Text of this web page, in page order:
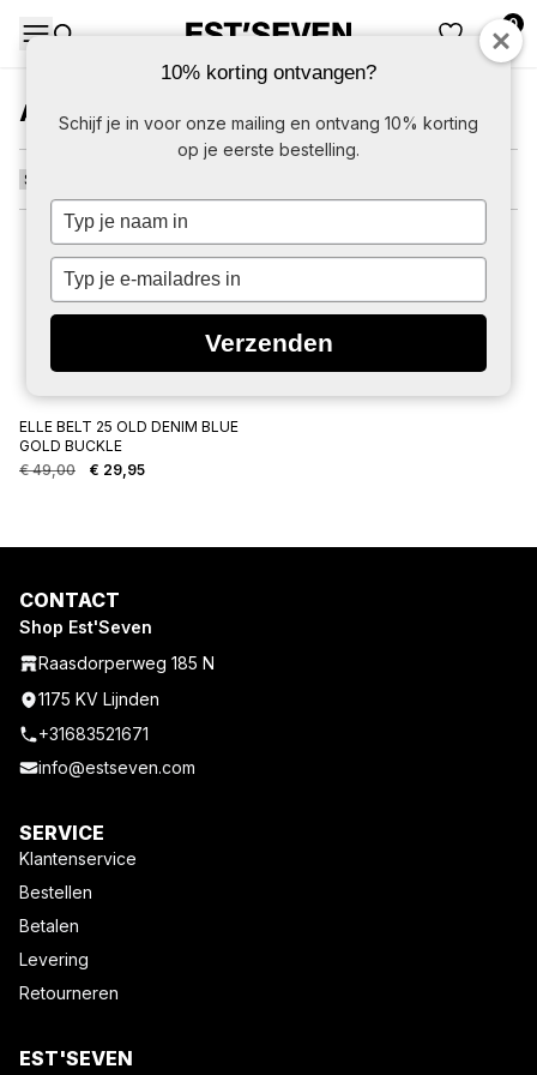
DAMES HEREN
0
ARMBANDEN
-39%
ELLE BELT 25 OLD DENIM BLUE
GOLD BUCKLE
€49,00 € 29,95
CONTACT
Shop Est'Seven
Raasdorperweg 185 N
1175 KV Lijnden
+31683521671
info@estseven.com
SERVICE
Klantenservice
Bestellen
Betalen
Levering
Retourneren
EST'SEVEN
10% korting ontvangen?
Schijf je in voor onze mailing en ontvang 10% korting
op je eerste bestelling.
Typ
naam
Typ
e-
in
Verzenden